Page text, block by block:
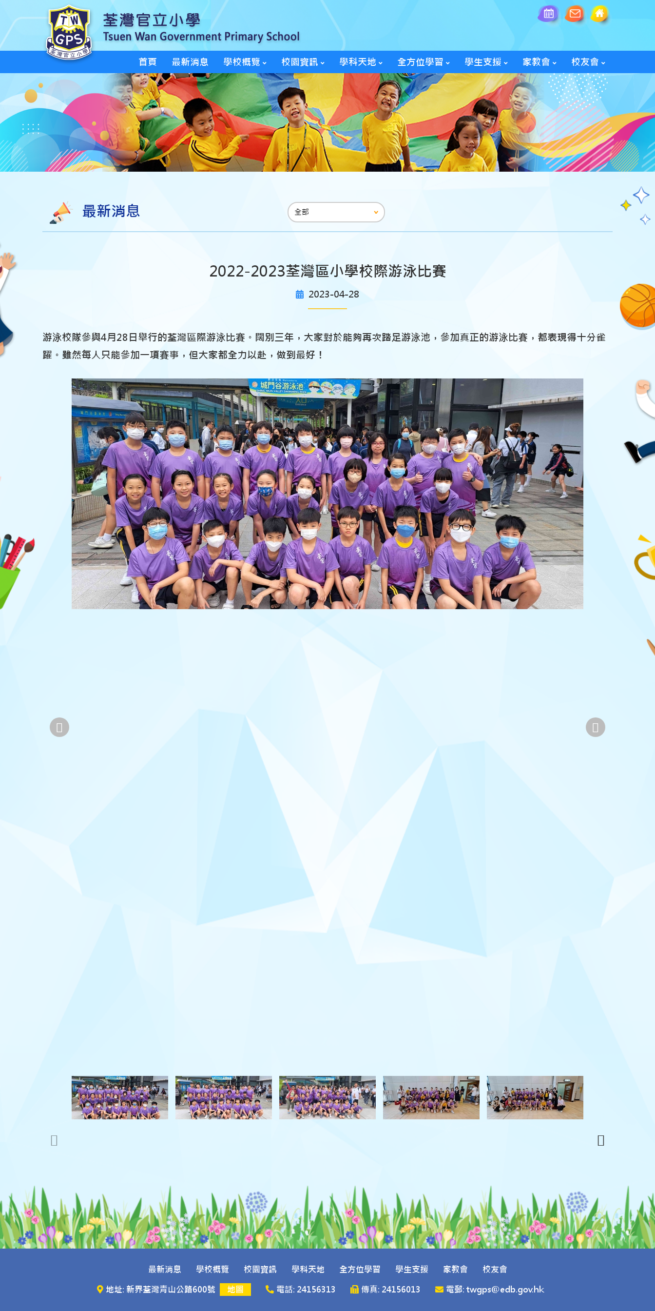
首頁 最新消息 學校概覽 校園資訊 學科天地 全方位學習 學生支援 家教會 校友會
最新消息
2022-2023荃灣區小學校際游泳比賽
2023-04-28
游泳校隊參與4月28日舉行的荃灣區際游泳比賽。闊別三年，大家對於能夠再次踏足游泳池，參加真正的游泳比賽，都表現得十分雀
躍。雖然每人只能參加一項賽事，但大家都全力以赴，做到最好！
最新消息 學校概覽 校園資訊 學科天地 全方位學習 學生支援 家教會
校友會
地址: 新界荃灣青山公路600號
地圖 電話: 24156313 傳真: 24156013 電郵: twgps@edb.gov.hk